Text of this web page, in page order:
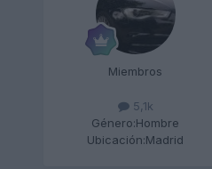
Miembros
5,1k
Género:Hombre
Ubicación:Madrid